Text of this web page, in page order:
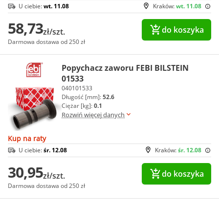
Kraków:wt. 11.08
U ciebie:wt. 11.08
58,73zł/szt.
Darmowa dostawa od 250 zł
do koszyka
Popychacz zaworu FEBI BILSTEIN
01533
040101533
Długość [mm]:52.6
Ciężar [kg]:0.1
Rozwiń więcej danych
Kup na raty
Kraków:śr. 12.08
U ciebie:śr. 12.08
30,95zł/szt.
Darmowa dostawa od 250 zł
do koszyka